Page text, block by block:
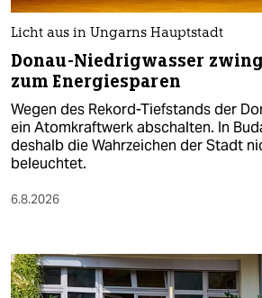
Licht aus in Ungarns Hauptstadt
Donau-Niedrigwasser
zum Energiesparen
Wegen des Rekord-Tiefstands der
ein Atomkraftwerk abschalten. In
deshalb die Wahrzeichen der Stadt
beleuchtet.
6.8.2026